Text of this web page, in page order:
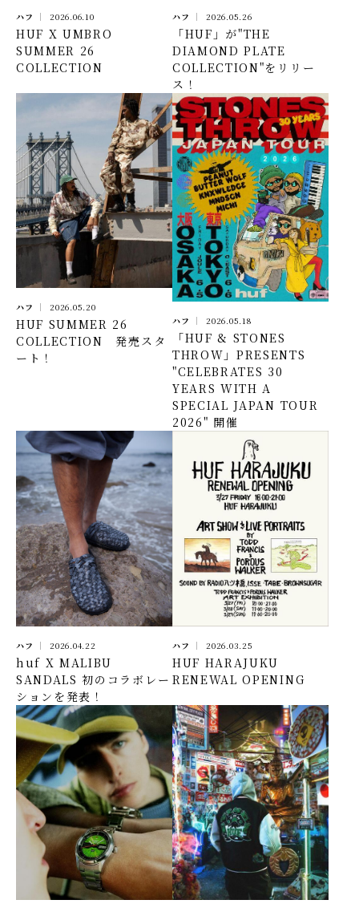
ハフ 2026.06.10
HUF X UMBRO
SUMMER 26
COLLECTION
ハフ 2026.05.26
「HUF」が"THE
DIAMOND PLATE
COLLECTION"をリリー
ス！
ハフ 2026.05.20
HUF SUMMER 26
COLLECTION 発売スタ
ート！
ハフ 2026.05.18
「HUF & STONES
THROW」PRESENTS
"CELEBRATES 30
YEARS WITH A
SPECIAL JAPAN TOUR
2026" 開催
ハフ 2026.04.22
huf X MALIBU
SANDALS 初のコラボレー
ションを発表！
ハフ 2026.03.25
HUF HARAJUKU
RENEWAL OPENING